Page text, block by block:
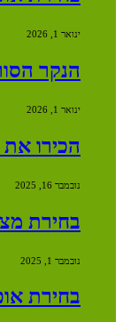
ינואר 1, 2026
הנקר
ינואר 1, 2026
הכירו
נובמבר 16, 2025
בחירת
נובמבר 1, 2025
בחירת